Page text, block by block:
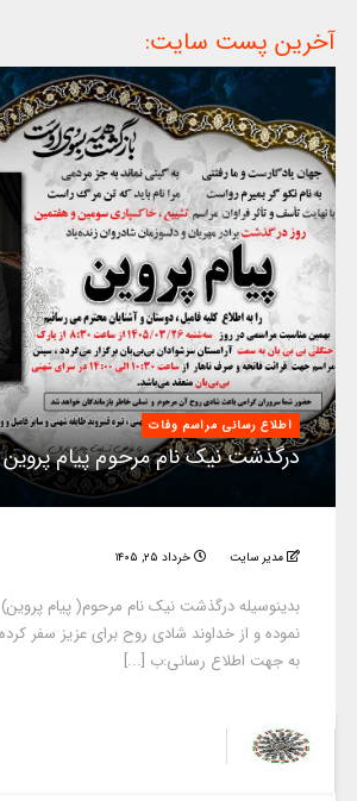
آخرین پست سایت:
اطلاع رسانی مراسم وفات
درگذشت نیک نام مرحوم پیام پروین
مدیر سایت خرداد ۲۵, ۱۴۰۵
بدینوسیله درگذشت نیک نام مرحوم( پیام
نموده و از خداوند شادی روح برای عزیز سفر
به جهت اطلاع رسانی:ب [...]